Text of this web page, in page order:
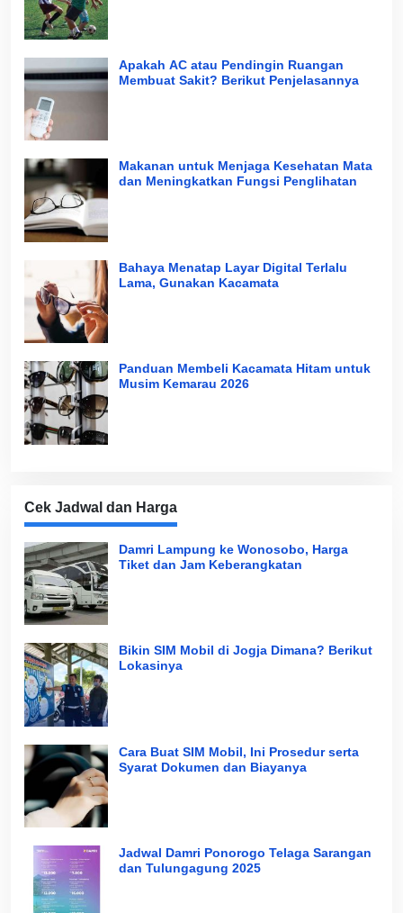
Apakah AC atau Pendingin Ruangan
Membuat Sakit? Berikut Penjelasannya
Makanan untuk Menjaga Kesehatan Mata
dan Meningkatkan Fungsi Penglihatan
Bahaya Menatap Layar Digital Terlalu
Lama, Gunakan Kacamata
Panduan Membeli Kacamata Hitam untuk
Musim Kemarau 2026
Cek Jadwal dan Harga
Damri Lampung ke Wonosobo, Harga
Tiket dan Jam Keberangkatan
Bikin SIM Mobil di Jogja Dimana? Berikut
Lokasinya
Cara Buat SIM Mobil, Ini Prosedur serta
Syarat Dokumen dan Biayanya
Jadwal Damri Ponorogo Telaga Sarangan
dan Tulungagung 2025